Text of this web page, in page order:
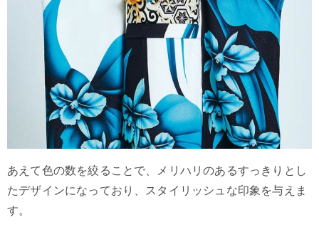
あえて色の数を絞ることで、メリハリのあるすっきりとし
たデザインになっており、スタイリッシュな印象を与えま
す。